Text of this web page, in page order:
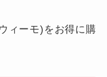
ィーモ)をお得に購